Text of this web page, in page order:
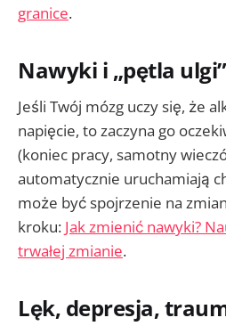
granice.
Nawyki i „pętla ulgi”
Jeśli Twój mózg uczy się, że
napięcie, to zaczyna go
(koniec pracy, samotny
automatycznie uruchamiają
może być spojrzenie na
kroku: Jak zmienić nawyki?
trwałej zmianie.
Lęk, depresja,